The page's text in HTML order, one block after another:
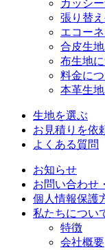
カッシー
張り替
エコー
合皮生
布生地
料金に
本革生
生地を選ぶ
お見積りを依
よくある質問
お知らせ
お問い合わせ
個人情報保護
私たちについ
特徴
会社概要